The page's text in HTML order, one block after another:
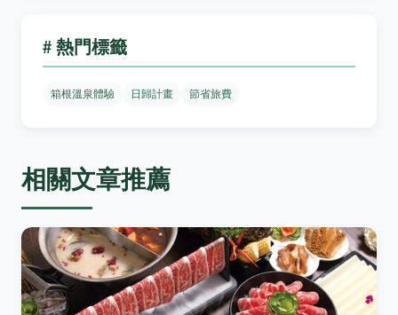
# 熱門標籤
箱根溫泉體驗 日歸計畫 節省旅費
相關文章推薦